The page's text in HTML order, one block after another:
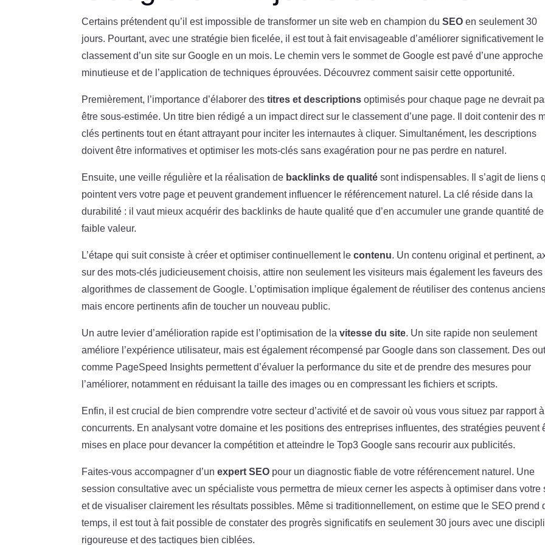
Certains prétendent qu’il est impossible de transformer un site web en champion duSEO en seulement 30
jours. Pourtant, avec une stratégie bien ficelée, il est tout à fait envisageable d’améliorer significativement le
classement d’un site sur Google en un mois. Le chemin vers le sommet de Google est pavé d’une approche
minutieuse et de l’application de techniques éprouvées. Découvrez comment saisir cette opportunité.
Premièrement, l’importance d’élaborer destitres et descriptions optimisés pour chaque page ne devrait
être sous-estimée. Un titre bien rédigé a un impact direct sur le classement d’une page. Il doit contenir des
clés pertinents tout en étant attrayant pour inciter les internautes à cliquer. Simultanément, les descriptions
doivent être informatives et optimiser les mots-clés sans exagération pour ne pas perdre en naturel.
Ensuite, une veille régulière et la réalisation de backlinks de qualité sont indispensables. Il s’agit de liens
pointent vers votre page et peuvent grandement influencer le référencement naturel. La clé réside dans la
durabilité : il vaut mieux acquérir des backlinks de haute qualité que d’en accumuler une grande quantité de
faible valeur.
L’étape qui suit consiste à créer et optimiser continuellement lecontenu. Un contenu original et pertinent,
sur des mots-clés judicieusement choisis, attire non seulement les visiteurs mais également les faveurs des
algorithmes de classement de Google. L’optimisation implique également de réutiliser des contenus
mais encore pertinents afin de toucher un nouveau public.
Un autre levier d’amélioration rapide est l’optimisation de lavitesse du site. Un site rapide non seulement
améliore l’expérience utilisateur, mais est également récompensé par Google dans son classement. Des
comme PageSpeed Insights permettent d’évaluer la performance du site et de prendre des mesures pour
l’améliorer, notamment en réduisant la taille des images ou en compressant les fichiers et scripts.
Enfin, il est crucial de bien comprendre votre secteur d’activité et de savoir où vous vous situez par rapport
concurrents. En analysant votre domaine et les positions des entreprises influentes, des stratégies peuvent
mises en place pour devancer la compétition et atteindre le Top3 Google sans recourir aux publicités.
Faites-vous accompagner d’unexpert SEO pour un diagnostic fiable de votre référencement naturel. Une
session consultative avec un spécialiste vous permettra de mieux cerner les aspects à optimiser dans votre
et de visualiser clairement les résultats possibles. Même si traditionnellement, on estime que le SEO prend
temps, il est tout à fait possible de constater des progrès significatifs en seulement 30 jours avec une
rigoureuse et des tactiques bien ciblées.